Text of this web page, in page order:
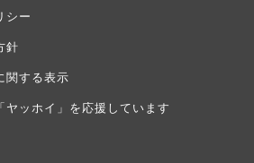
シー
針
関する表示
ヤッホイ」を応援しています